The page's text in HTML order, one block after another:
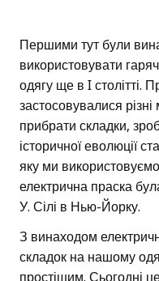
Першими тут були
використовувати
одягу ще в I столітті.
застосовувалися
прибрати складки,
історичної еволюції
яку ми
електрична праска
У. Сілі в Нью-Йорку.
З винаходом
складок на нашому
простішим. Сьогодні